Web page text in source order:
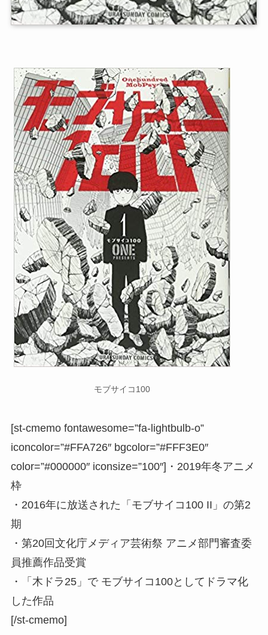
モブサイコ100
[st-cmemo fontawesome=”fa-lightbulb-o”
iconcolor=”#FFA726″ bgcolor=”#FFF3E0″
color=”#000000″ iconsize=”100″]・2019年冬アニメ
枠
・2016年に放送された「モブサイコ100 II」の第2
期
・第20回文化庁メディア芸術祭 アニメ部門審査委
員推薦作品受賞
・「木ドラ25」で モブサイコ100としてドラマ化
した作品
[/st-cmemo]